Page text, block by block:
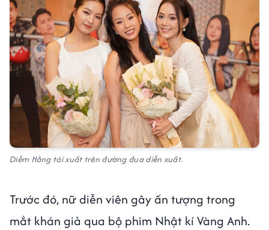
Diễm Hằng tái xuất trên đường đua diễn xuất.
Trước đó, nữ diễn viên gây ấn tượng trong
mắt khán giả qua bộ phim Nhật kí Vàng Anh.